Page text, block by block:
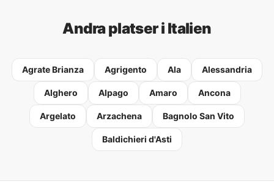
Andra platser i Italien
Agrate Brianza Agrigento Ala Alessandria
Alghero Alpago Amaro Ancona
Argelato Arzachena Bagnolo San Vito
Baldichieri d'Asti